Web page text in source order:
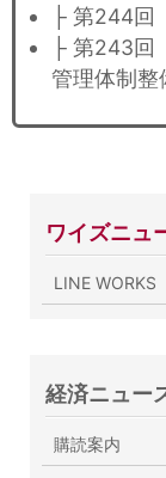
├ 第244
├ 第243
管理体制整
ワイズニュ
LINE WORKS
経済ニュー
購読案内